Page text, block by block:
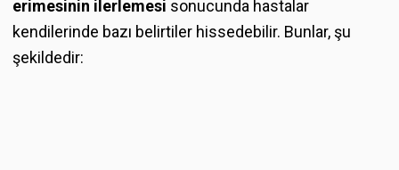
erimesinin ilerlemesi sonucunda hastalar
kendilerinde bazı belirtiler hissedebilir. Bunlar, şu
şekildedir: